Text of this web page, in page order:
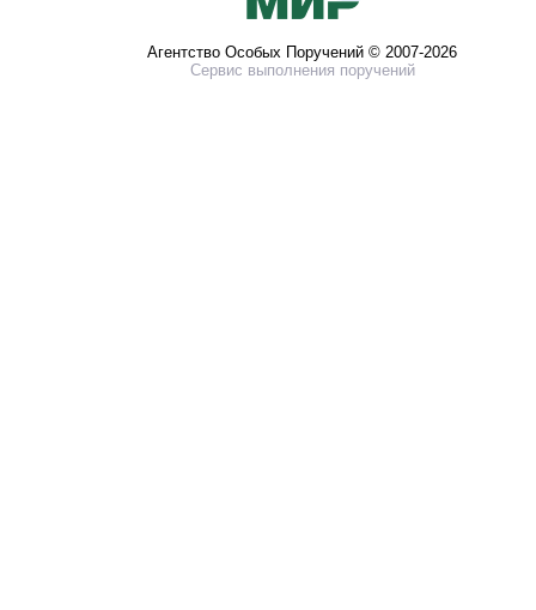
Агентство Особых Поручений © 2007-2026
Сервис выполнения поручений